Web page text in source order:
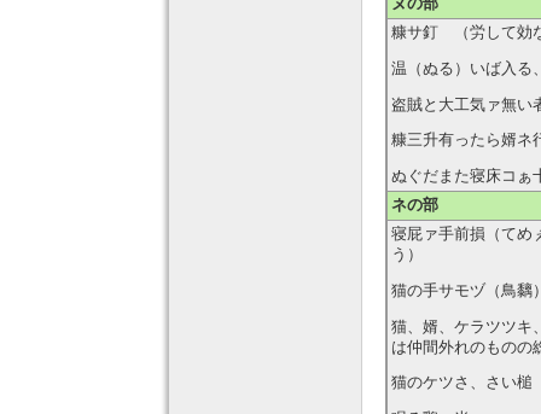
糠サ釘 （労して効
温（ぬる）いば入
盗賊と大工気ァ無
糠三升有ったら婿
ぬぐだまた寝床コぁ
ネの部
寝屁ァ手前損（て
う）
猫の手サモヅ（鳥
猫、婿、ケラツツ
は仲間外れのものの
猫のケツさ、さい